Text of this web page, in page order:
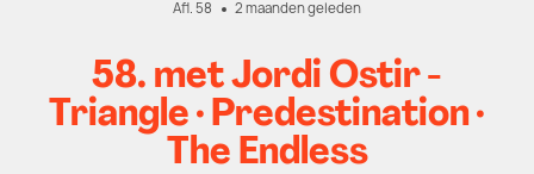
Afl. 58 2 maanden geleden
58. met Jordi Ostir -
Triangle · Predestination ·
The Endless